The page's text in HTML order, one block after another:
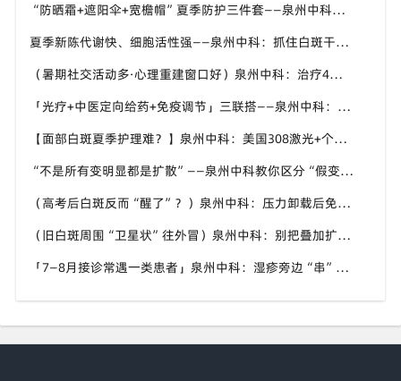
“防晒霜+遮阳伞+宽檐帽”夏季防护三件套——泉州中科：白斑区优先选物理防晒，温和不致敏
夏季新陈代谢快、细胞活性强——泉州中科：抓住白斑干预“加速窗口”，别让复色机会溜走
（暑期社交活动多·心理重建窗口好）泉州中科：治疗4到6周出现色素岛，孩子的自信先回来
「光疗+中医定向给药+免疫调节」三联搭——泉州中科：三伏期间把中医外治比重往上提
【面部白斑夏季护理难？】泉州中科：美国308激光+个性化方案，精准靶向不复色“盲区”
“不是所有变明显都是扩散”——泉州中科教你区分“假变化”与真进展
（高考后白斑反而“醒了”？）泉州中科：压力卸载后免疫波动正常，及时干预别慌
（旧白斑周围“卫星状”往外冒）泉州中科：别把叠加扩散当成普通皮肤病拖下去
「7—8月接诊常遇一类患者」泉州中科：湿疹旁边“串”出好几块新白，一查已是进展期泛发倾向